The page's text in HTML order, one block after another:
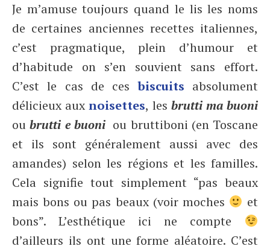
Je m’amuse toujours quand le lis les noms
de certaines anciennes recettes italiennes,
c’est pragmatique, plein d’humour et
d’habitude on s’en souvient sans effort.
C’est le cas de cesbiscuits absolument
délicieux auxnoisettes, les brutti ma buoni
oubrutti e buoniou bruttiboni (en Toscane
et ils sont généralement aussi avec des
amandes) selon les régions et les familles.
Cela signifie tout simplement “pas beaux
mais bons ou pas beaux (voir moches
et
bons”. L’esthétique ici ne compte
d’ailleurs ils ont une forme aléatoire. C’est